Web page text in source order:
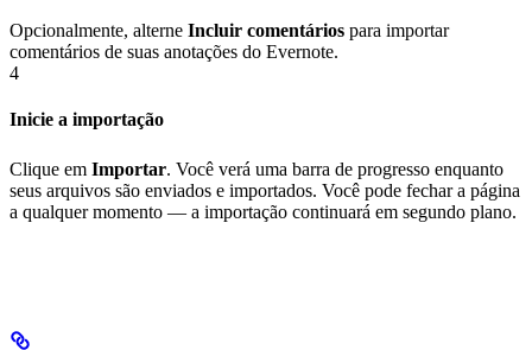
Opcionalmente, alterne Incluir comentários para importar
comentários de suas anotações do Evernote.
4
Inicie a importação
Clique em Importar. Você verá uma barra de progresso enquanto
seus arquivos são enviados e importados. Você pode fechar a página
a qualquer momento — a importação continuará em segundo plano.